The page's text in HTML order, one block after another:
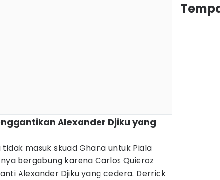
Alexander Djiku yang
masuk skuad Ghana untuk Piala
bergabung karena Carlos Quieroz
Alexander Djiku yang cedera. Derrick